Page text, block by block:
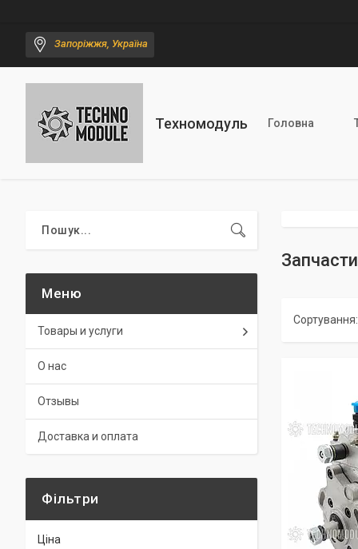
Запоріжжя, Україна
Техномодуль Головна
Товары и услуги
О нас
Отзывы
Доставка и оплата
Фільтри
Ціна